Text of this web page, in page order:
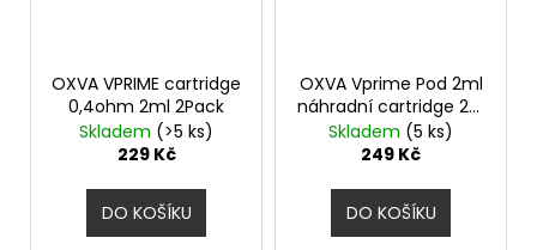
OXVA VPRIME cartridge
0,4ohm 2ml 2Pack
Skladem (>5 ks)
229 Kč
DO KOŠÍKU
OXVA Vprime Pod 2ml
náhradní cartridge 2ks
odpor 0,2ohm
Skladem (5 ks)
249 Kč
DO KOŠÍKU